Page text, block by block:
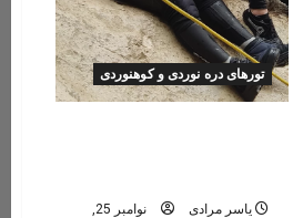
تورهای دره نوردی و کوهنوردی
یاسر مرادی